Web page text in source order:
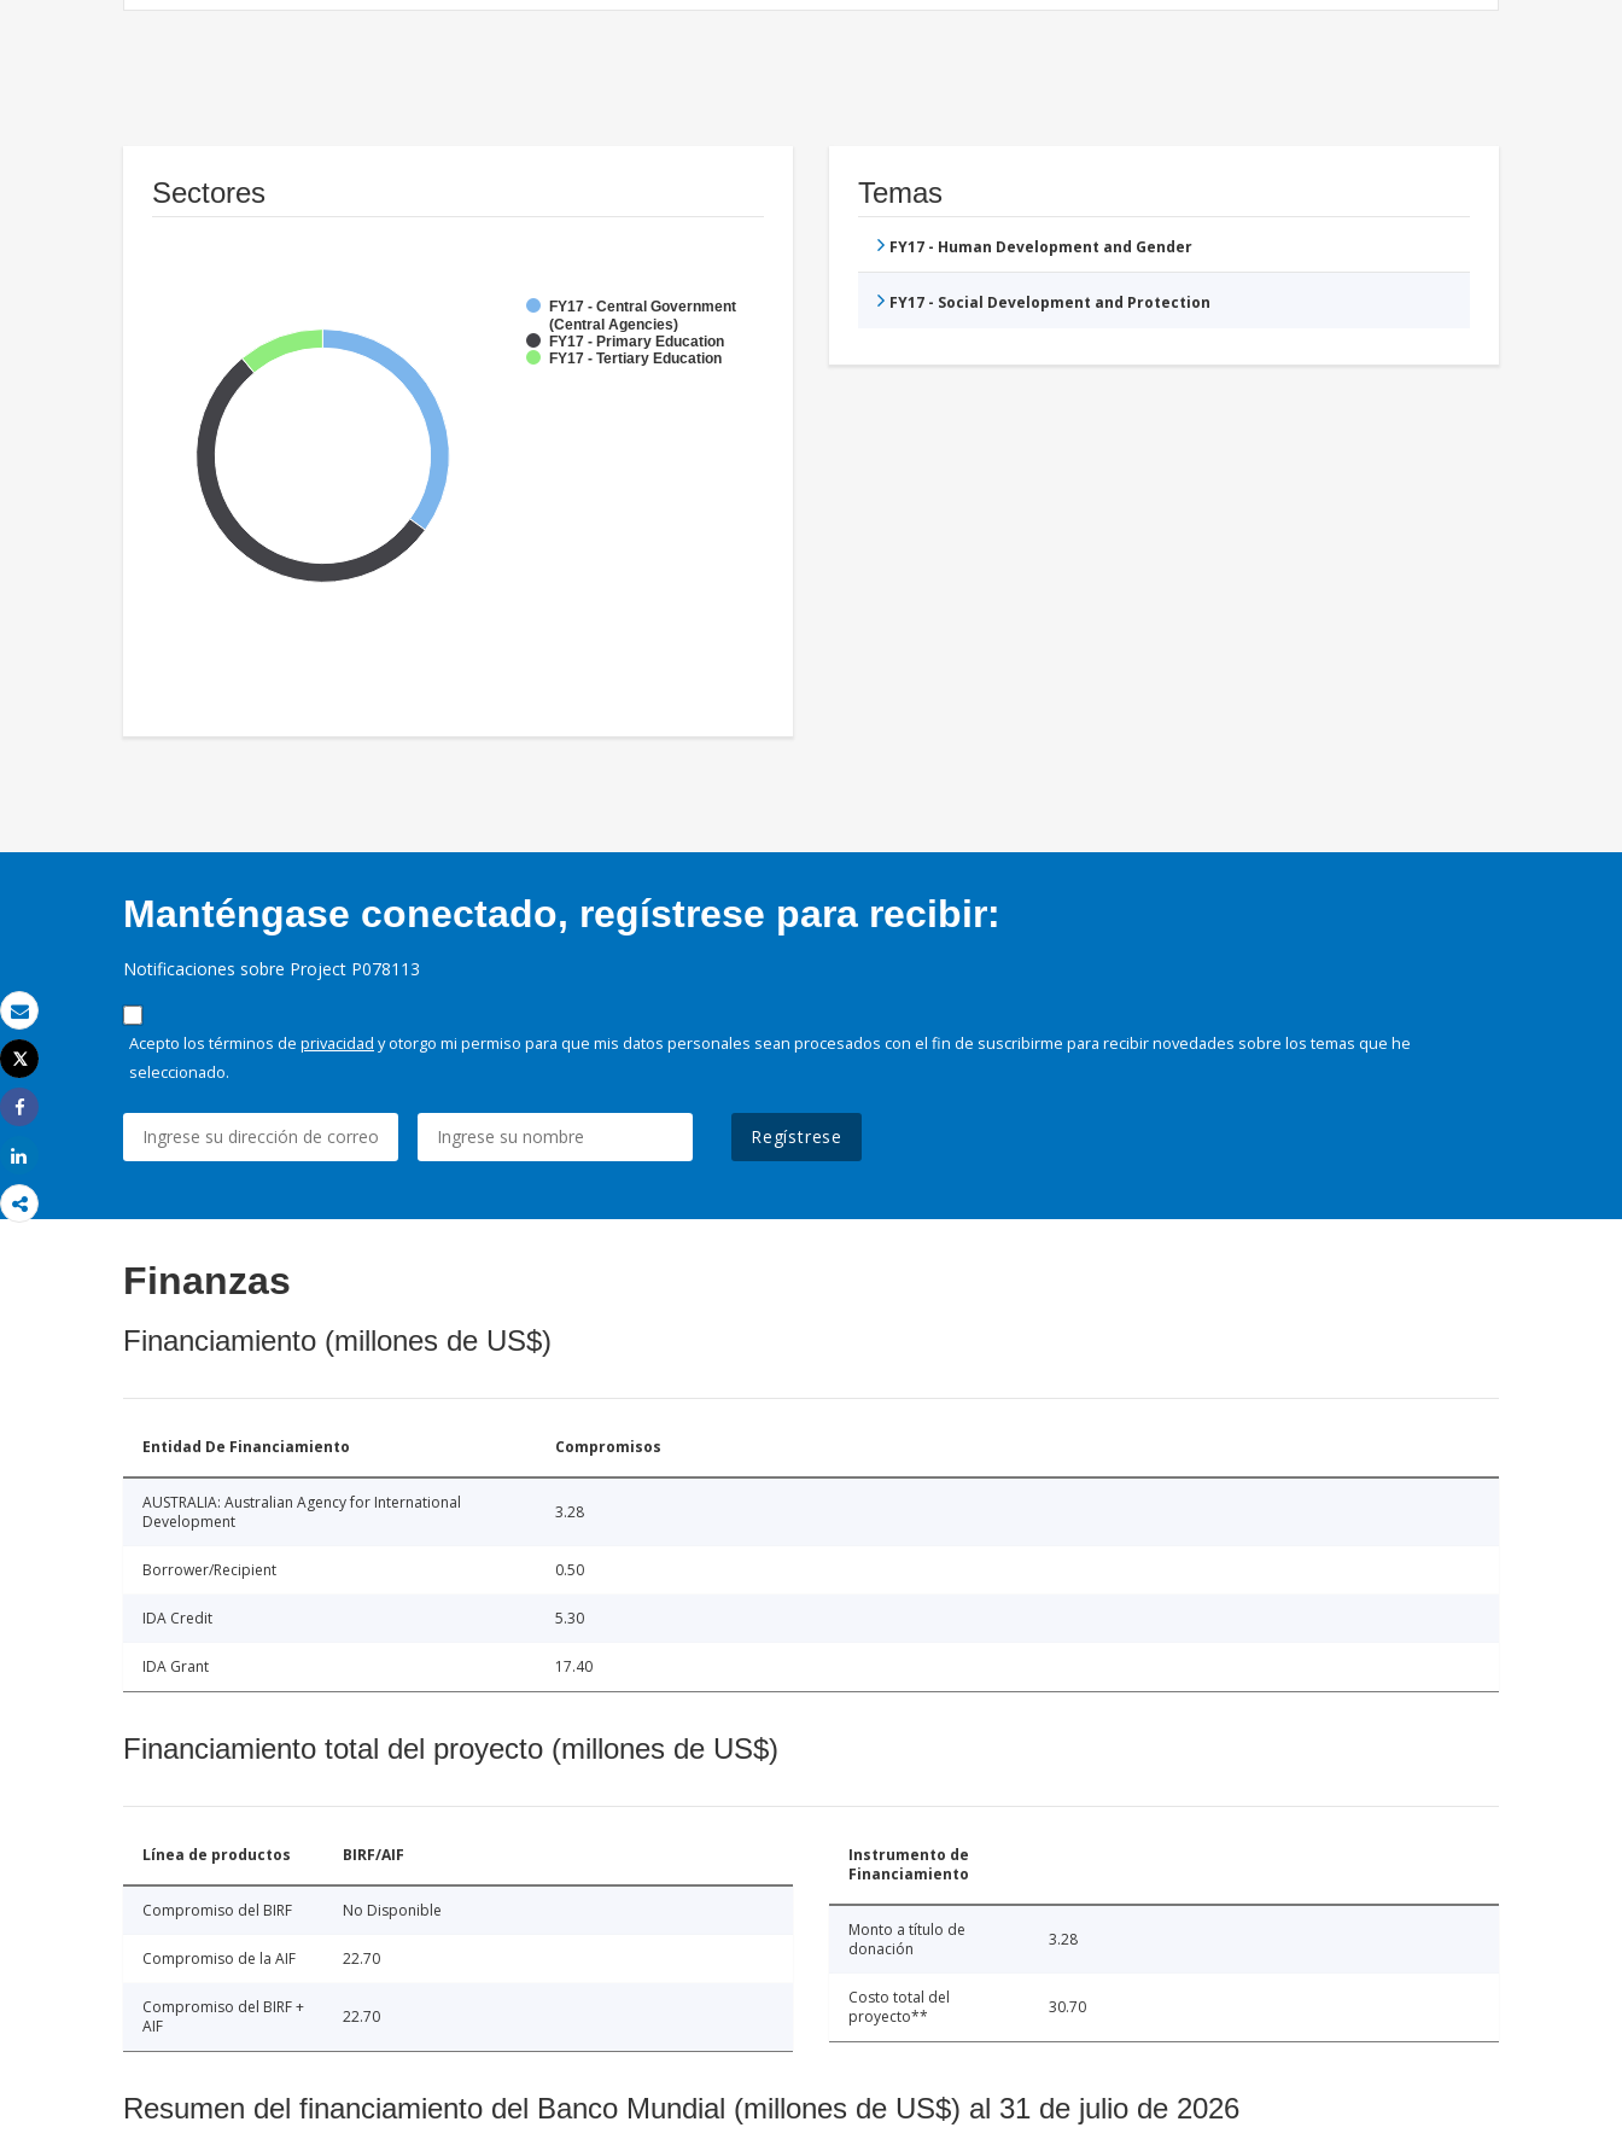
Correo electrónico
Imprimir
Tweet
Share
Sectores
FY17 - Central Government
(Central Agencies)
FY17 - Primary Education
FY17 - Tertiary Education
Temas
FY17 - Human Development and Gender
FY17 - Social Development and Protection
Manténgase conectado, regístrese para recibir:
Notificaciones sobre Project P078113
Acepto los términos de privacidad y otorgo mi permiso para que mis datos personales sean procesados con el fin de suscribirme para recibir novedades sobre los temas que he
seleccionado.
Regístrese
Finanzas
Financiamiento (millones de US$)
Entidad De Financiamiento Compromisos
AUSTRALIA: Australian Agency for International
Development
3.28
Borrower/Recipient 0.50
IDA Credit 5.30
IDA Grant 17.40
Financiamiento total del proyecto (millones de US$)
Línea de productos BIRF/AIF
Compromiso del BIRF No Disponible
Compromiso de la AIF 22.70
Compromiso del BIRF +
AIF
22.70
Instrumento de
Financiamiento
Monto a título de
donación
3.28
Costo total del
proyecto**
30.70
Resumen del financiamiento del Banco Mundial (millones de US$) al 31 de julio de 2026